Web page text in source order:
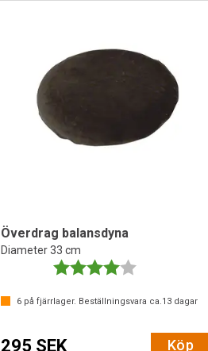
Överdrag balansdyna
Diameter 33 cm
Betyg:
6 på fjärrlager. Beställningsvara ca.13 dagar
295 SEK Köp